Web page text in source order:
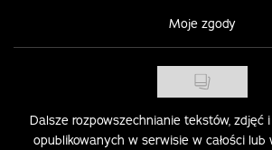
Moje zgody
Dalsze rozpowszechnianie tekstów, zdjęć
opublikowanych w serwisie w całości